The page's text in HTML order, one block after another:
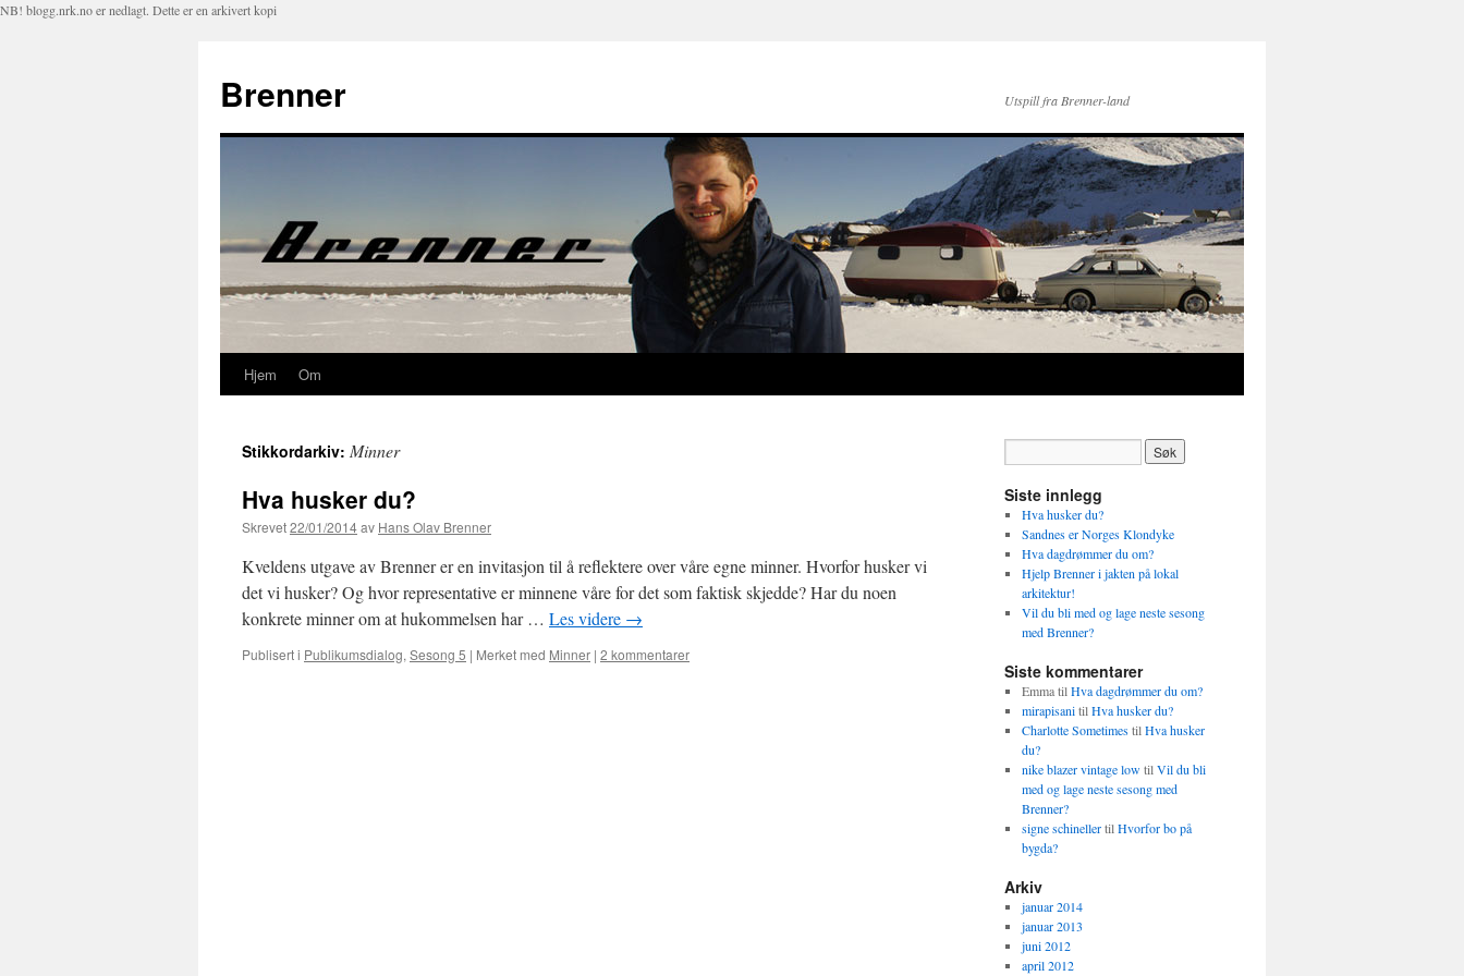
NB! blogg.nrk.no er nedlagt. Dette er en arkivert kopi
Brenner Utspill fra Brenner-land
Hopp
innhold
Hjem Om
Stikkordarkiv: Minner
Hva husker du?
Skrevet22/01/2014av Hans Olav Brenner
Kveldens utgave av Brenner er en invitasjon til å reflektere over våre egne minner. Hvorfor husker vi
det vi husker? Og hvor representative er minnene våre for det som faktisk skjedde? Har du noen
konkrete minner om at hukommelsen har … Les videre →
Publisert i Publikumsdialog, Sesong 5 | Merket med Minner | 2 kommentarer
Siste innlegg
Hva husker du?
Sandnes er Norges Klondyke
Hva dagdrømmer du om?
Hjelp Brenner i jakten på lokal
arkitektur!
Vil du bli med og lage neste sesong
med Brenner?
Siste kommentarer
EmmatilHva dagdrømmer du om?
mirapisanitilHva husker du?
Charlotte SometimestilHva husker
du?
nike blazer vintage lowtilVil du bli
med og lage neste sesong med
Brenner?
signe schinellertilHvorfor bo på
bygda?
Arkiv
januar 2014
januar 2013
juni 2012
april 2012